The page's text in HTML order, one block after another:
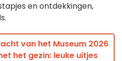
en ontdekkingen,
van het Museum 2026
het gezin: leuke uitjes